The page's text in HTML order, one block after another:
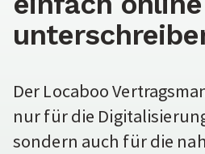
Der Locaboo
nur für die
sondern auch für die